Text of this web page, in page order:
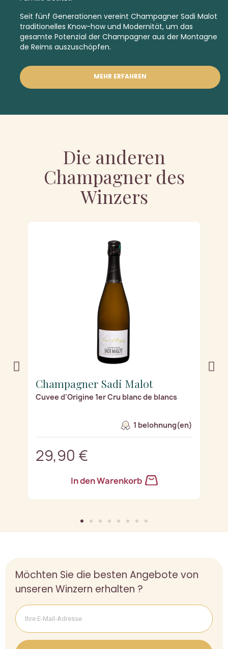
Seit fünf Generationen vereint Champagner Sadi Malot
traditionelles Know-how und Modernität, um das
gesamte Potenzial der Champagner aus der Montagne
de Reims auszuschöpfen.
MEHR ERFAHREN
Die anderen
Champagner des
Winzers
Champagner Sadi Malot
Cuvee d'Origine 1er Cru blanc de blancs
1 belohnung(en)
29,90 €
In den Warenkorb
Möchten Sie die besten Angebote von
unseren Winzern erhalten ?